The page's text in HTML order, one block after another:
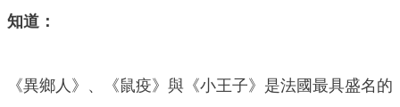
知道：
《異鄉人》、《鼠疫》與《小王子》是法國最具盛名的